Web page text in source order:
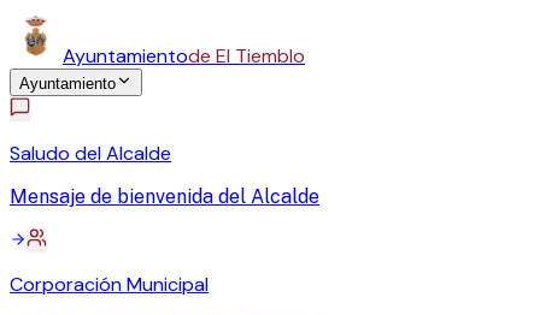
Ayuntamientode El Tiemblo
Ayuntamiento
Saludo del Alcalde
Mensaje de bienvenida del Alcalde
Corporación Municipal